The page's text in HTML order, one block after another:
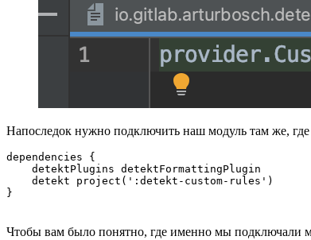
Напоследок нужно подключить наш модуль там же, где
dependencies {
    detektPlugins detektFormattingPlugin
    detekt project(':detekt-custom-rules')
Чтобы вам было понятно, где именно мы подключали